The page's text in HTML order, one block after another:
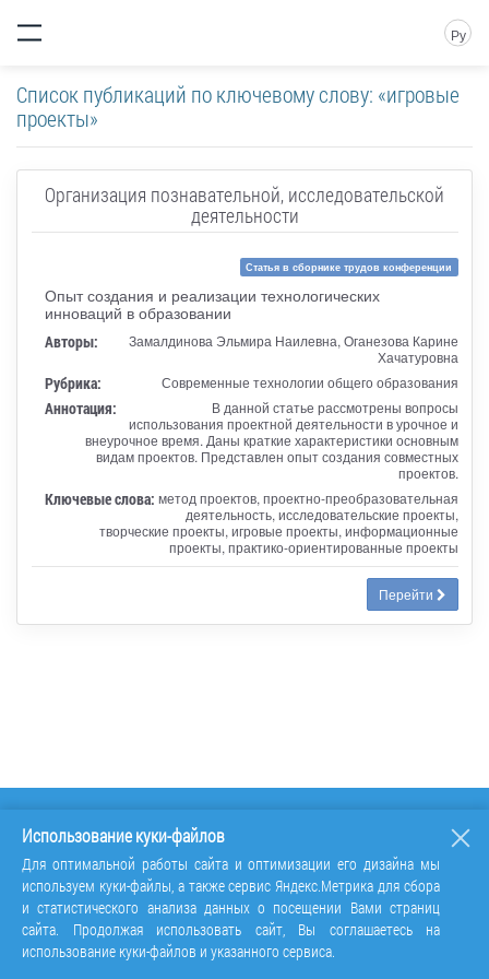
Ру
Список публикаций по ключевому слову: «игровые
проекты»
Организация познавательной, исследовательской
деятельности
Статья в сборнике трудов конференции
Опыт создания и реализации технологических
инноваций в образовании
Авторы:
Замалдинова Эльмира Наилевна, Оганезова Карине
Хачатуровна
Рубрика: Современные технологии общего образования
Аннотация:
В данной статье рассмотрены вопросы
использования проектной деятельности в урочное и
внеурочное время. Даны краткие характеристики основным
видам проектов. Представлен опыт создания совместных
проектов.
Ключевые слова: метод проектов, проектно-преобразовательная
деятельность, исследовательские проекты,
творческие проекты, игровые проекты, информационные
проекты, практико-ориентированные проекты
Перейти
Использование куки-файлов
Для оптимальной работы сайта и оптимизации его дизайна мы
используем куки-файлы, а также сервис Яндекс.Метрика для сбора
и статистического анализа данных о посещении Вами страниц
сайта. Продолжая использовать сайт, Вы соглашаетесь на
использование куки-файлов и указанного сервиса.